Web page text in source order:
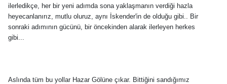
ilerledikçe, her bir yeni adımda sona yaklaşmanın verdiği hazla
heyecanlanırız, mutlu oluruz, aynı İskender'in de olduğu gibi.. Bir
sonraki adımının gücünü, bir öncekinden alarak ilerleyen herkes
gibi...
Aslında tüm bu yollar Hazar Gölüne çıkar. Bittiğini sandığımız